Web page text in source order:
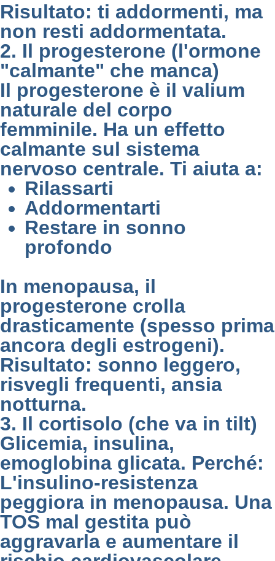
Risultato: ti addormenti, ma
non resti addormentata.
2. Il progesterone (l'ormone
"calmante" che manca)
Il progesterone è il valium
naturale del corpo
femminile. Ha un effetto
calmante sul sistema
nervoso centrale. Ti aiuta a:
Rilassarti
Addormentarti
Restare in sonno
profondo
In menopausa, il
progesterone crolla
drasticamente (spesso prima
ancora degli estrogeni).
Risultato: sonno leggero,
risvegli frequenti, ansia
notturna.
3. Il cortisolo (che va in tilt)
Glicemia, insulina,
emoglobina glicata. Perché:
L'insulino-resistenza
peggiora in menopausa. Una
TOS mal gestita può
aggravarla e aumentare il